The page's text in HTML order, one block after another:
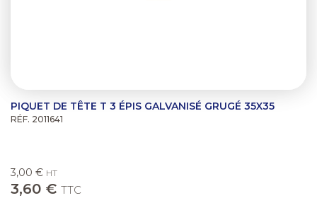
PIQUET DE TÊTE T 3 ÉPIS GALVANISÉ GRUGÉ 35X35
RÉF. 2011641
3,00 € HT
3,60 € TTC